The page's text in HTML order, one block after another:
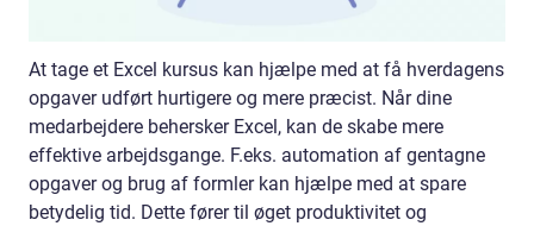
At tage et Excel kursus kan hjælpe med at få hverdagens
opgaver udført hurtigere og mere præcist. Når dine
medarbejdere behersker Excel, kan de skabe mere
effektive arbejdsgange. F.eks. automation af gentagne
opgaver og brug af formler kan hjælpe med at spare
betydelig tid. Dette fører til øget produktivitet og